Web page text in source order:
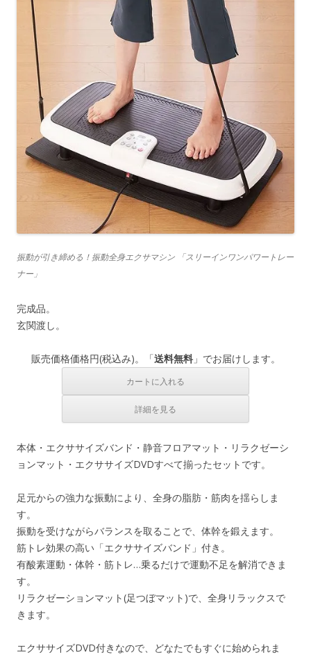
振動が引き締める！振動全身エクサマシン 「スリーインワンパワートレー
ナー」
完成品。
玄関渡し。
販売価格価格円(税込み)。「送料無料」でお届けします。
本体・エクササイズバンド・静音フロアマット・リラクゼーシ
ョンマット・エクササイズDVDすべて揃ったセットです。
足元からの強力な振動により、全身の脂肪・筋肉を揺らしま
す。
振動を受けながらバランスを取ることで、体幹を鍛えます。
筋トレ効果の高い「エクササイズバンド」付き。
有酸素運動・体幹・筋トレ…乗るだけで運動不足を解消できま
す。
リラクゼーションマット(足つぼマット)で、全身リラックスで
きます。
エクササイズDVD付きなので、どなたでもすぐに始められま